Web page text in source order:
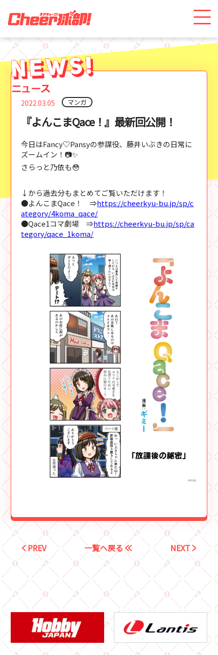
2022.03.05 マンガ
『よんこまQace！』最新回公開！
今日はFancy♡Pansyの参謀役、藤井いぶきの日常に
ズームイン！📷✨
さらっと乃依も😳
↓から過去分もまとめてご覧いただけます！
●よんこまQace！ ⇒https://cheerkyu-bu.jp/sp/c
ategory/4koma_qace/
●Qace1コマ劇場 ⇒https://cheerkyu-bu.jp/sp/ca
tegory/qace_1koma/
PREV 一覧へ戻る NEXT